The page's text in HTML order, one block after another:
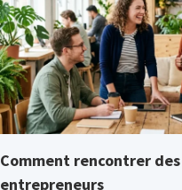
Comment rencontrer des
entrepreneurs